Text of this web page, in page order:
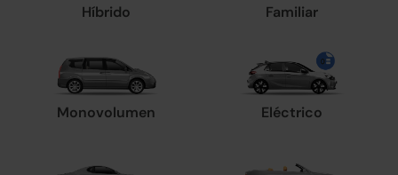
Híbrido Familiar
Monovolumen Eléctrico